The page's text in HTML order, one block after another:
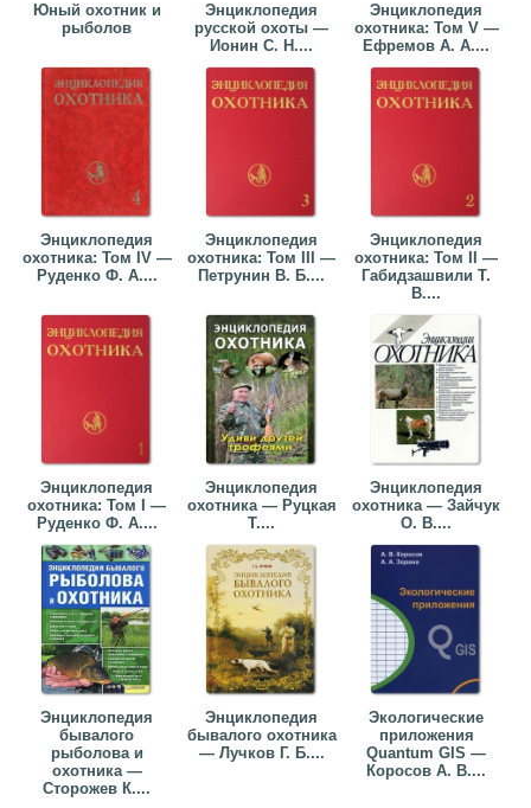
Юный охотник и
рыболов
Энциклопедия
русской охоты —
Ионин С. Н....
Энциклопедия
охотника: Том V —
Ефремов А. А....
Энциклопедия
охотника: Том IV —
Руденко Ф. А....
Энциклопедия
охотника: Том III —
Петрунин В. Б....
Энциклопедия
охотника: Том II —
Габидзашвили Т.
В....
Энциклопедия
охотника: Том I —
Руденко Ф. А....
Энциклопедия
охотника — Руцкая
Т....
Энциклопедия
охотника — Зайчук
О. В....
Энциклопедия
бывалого
рыболова и
охотника —
Сторожев К....
Энциклопедия
бывалого охотника
— Лучков Г. Б....
Экологические
приложения
Quantum GIS —
Коросов А. В....